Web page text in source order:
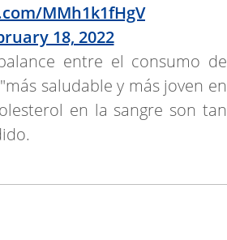
MMh1k1fHgV
18, 2022
entre el consumo de
saludable y más joven en
en la sangre son tan